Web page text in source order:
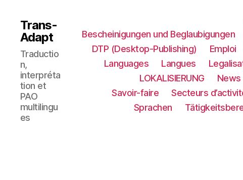
Trans-
Adapt
Traductio
n,
interpréta
tion et
PAO
multilingu
es
Bescheinigungen und Beglaubigungen
DTP (Desktop-Publishing)
Emploi
Languages
Langues
LOKALISIERUNG​
News
Savoir-faire
Secteurs
Sprachen